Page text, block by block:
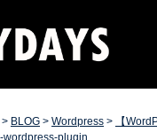
る実績あります・ EC
マーケティング・
> BLOG > Wordpress > 【
plugin